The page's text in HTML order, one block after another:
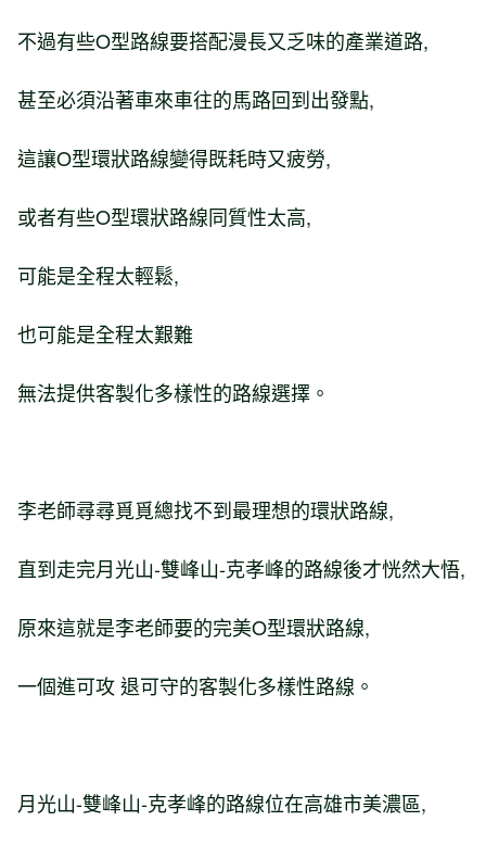
不過有些O型路線要搭配漫長又乏味的產業道路,
甚至必須沿著車來車往的馬路回到出發點,
這讓O型環狀路線變得既耗時又疲勞,
或者有些O型環狀路線同質性太高,
可能是全程太輕鬆,
也可能是全程太艱難
無法提供客製化多樣性的路線選擇。
李老師尋尋覓覓總找不到最理想的環狀路線,
直到走完月光山-雙峰山-克孝峰的路線後才恍然大悟,
原來這就是李老師要的完美O型環狀路線,
一個進可攻 退可守的客製化多樣性路線。
月光山-雙峰山-克孝峰的路線位在高雄市美濃區,